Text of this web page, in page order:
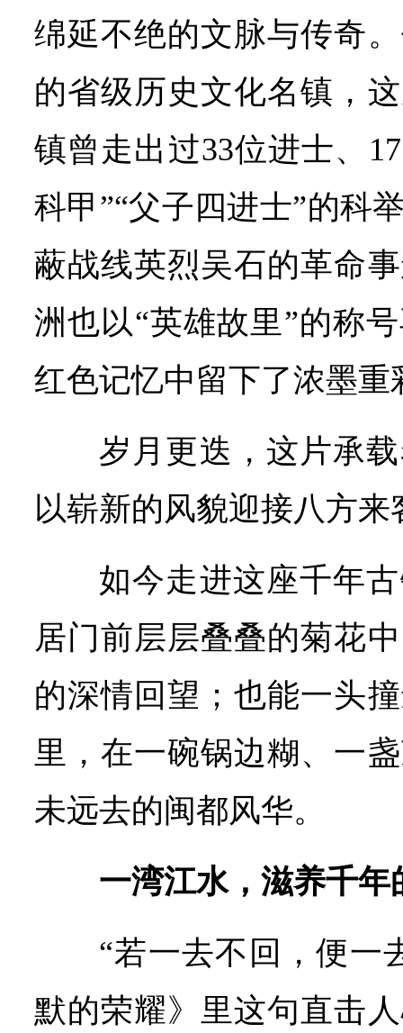
绵延不绝的文脉与传奇
的省级历史文化名镇，
镇曾走出过33位进士、
科甲”“父子四进士”的科
蔽战线英烈吴石的革命
洲也以“英雄故里”的称
红色记忆中留下了浓墨重
岁月更迭，这片承
以崭新的风貌迎接八方来
如今走进这座千年
居门前层层叠叠的菊花
的深情回望；也能一头
里，在一碗锅边糊、一
未远去的闽都风华。
一湾江水，滋养千年
“若一去不回，便一
默的荣耀》里这句直击